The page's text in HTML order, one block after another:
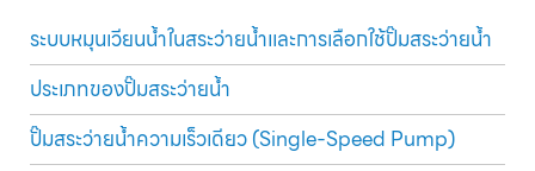
ระบบหมุนเวียนน้ำในสระว่ายน้ำและการเลือกใช้ปั๊มสระว่ายน้ำ
ประเภทของปั๊มสระว่ายน้ำ
ปั๊มสระว่ายน้ำความเร็วเดียว (Single-Speed Pump)